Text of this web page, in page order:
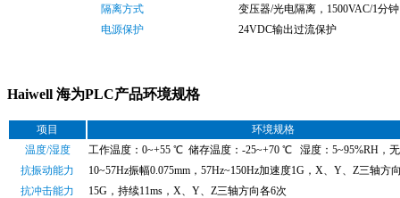
隔离方式
变压器/光电隔离，1500VAC/1分钟
电源保护
24VDC输出过流保护
Haiwell 海为PLC产品环境规格
项目
环境规格
温度/湿度
工作温度：0~+55 ℃ 储存温度：-25~+70 ℃ 湿度：5~95%RH，
抗振动能力
10~57Hz振幅0.075mm，57Hz~150Hz加速度1G，X、Y、Z三轴方
抗冲击能力
15G，持续11ms，X、Y、Z三轴方向各6次